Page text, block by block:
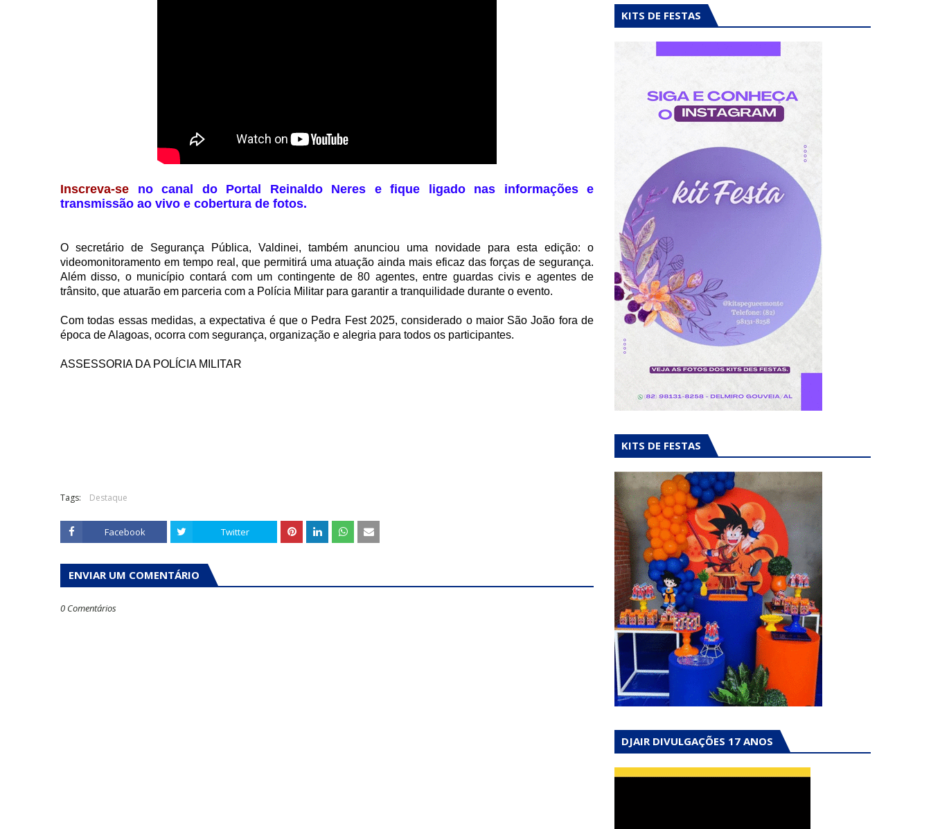
Inscreva-se
no canal do Portal Reinaldo Neres e fique ligado nas informações e
transmissão ao vivo e cobertura de fotos.
O secretário de Segurança Pública, Valdinei, também anunciou uma novidade para esta edição: o
videomonitoramento em tempo real, que permitirá uma atuação ainda mais eficaz das forças de segurança.
Além disso, o município contará com um contingente de 80 agentes, entre guardas civis e agentes de
trânsito, que atuarão em parceria com a Polícia Militar para garantir a tranquilidade durante o evento.
Com todas essas medidas, a expectativa é que o Pedra Fest 2025, considerado o maior São João fora de
época de Alagoas, ocorra com segurança, organização e alegria para todos os participantes.
ASSESSORIA DA POLÍCIA MILITAR
Tags: Destaque
Facebook Twitter
ENVIAR UM COMENTÁRIO
0 Comentários
KITS DE FESTAS
KITS DE FESTAS
DJAIR DIVULGAÇÕES 17 ANOS